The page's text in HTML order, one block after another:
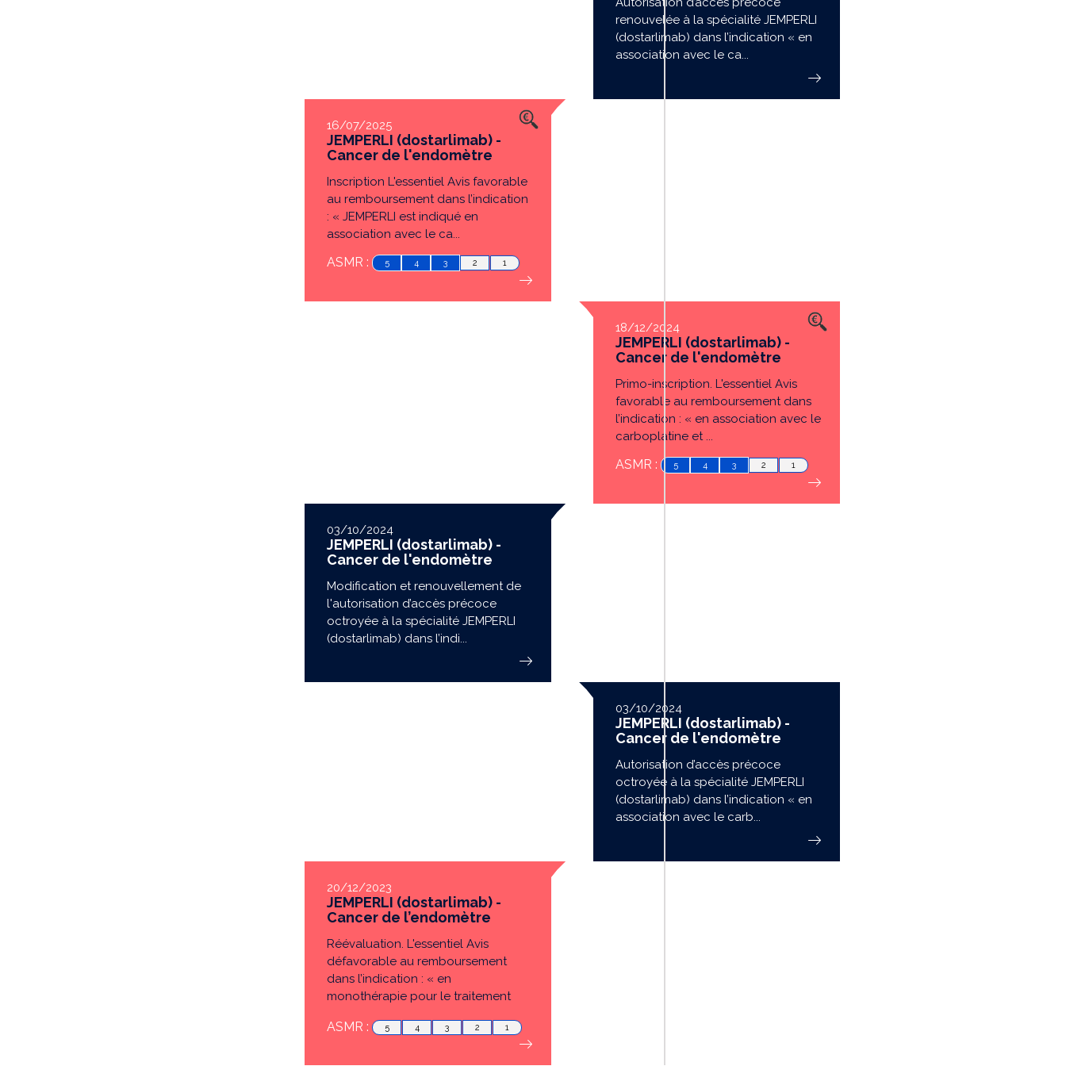
renouvelée à la spécialité JEMPERLI
(dostarlimab) dans l’indication « en
association avec le ca...
16/07/2025
JEMPERLI (dostarlimab) -
Cancer de l'endomètre
Inscription L'essentiel Avis favorable
au remboursement dans l’indication
: « JEMPERLI est indiqué en
association avec le ca...
ASMR : 5 4 3 2 1
18/12/2024
JEMPERLI (dostarlimab) -
Cancer de l'endomètre
Primo-inscription. L'essentiel Avis
favorable au remboursement dans
l’indication : « en association avec le
carboplatine et ...
ASMR : 5 4 3 2 1
03/10/2024
JEMPERLI (dostarlimab) -
Cancer de l'endomètre
Modification et renouvellement de
l'autorisation d’accès précoce
octroyée à la spécialité JEMPERLI
(dostarlimab) dans l’indi...
03/10/2024
JEMPERLI (dostarlimab) -
Cancer de l'endomètre
Autorisation d’accès précoce
octroyée à la spécialité JEMPERLI
(dostarlimab) dans l’indication « en
association avec le carb...
20/12/2023
JEMPERLI (dostarlimab) -
Cancer de l’endomètre
Réévaluation. L'essentiel Avis
défavorable au remboursement
dans l’indication : « en
monothérapie pour le traitement
ASMR : 5 4 3 2 1